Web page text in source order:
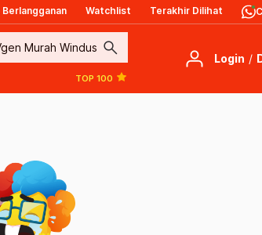
Watchlist Terakhir Dilihat
search
TOP 100
Login /